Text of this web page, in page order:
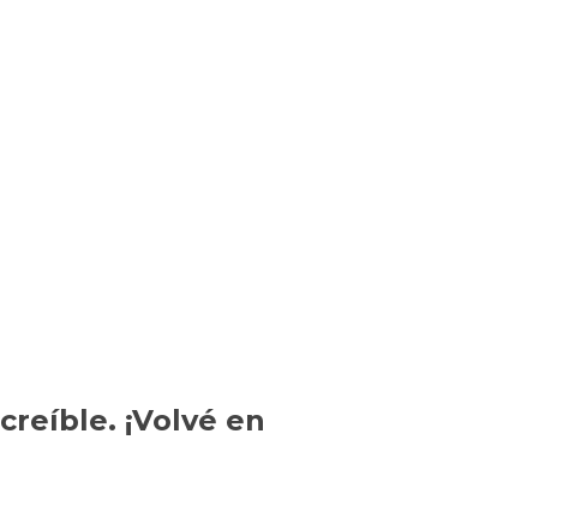
¡Volvé en